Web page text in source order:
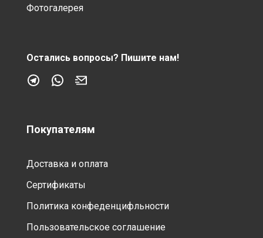
Фотогалерея
Остались вопросы? Пишите нам!
Покупателям
Доставка и оплата
Сертификаты
Политика конфеденцифльности
Пользовательское соглашение